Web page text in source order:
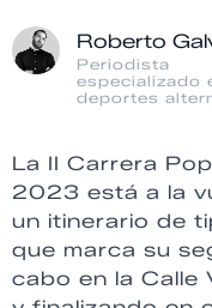
Roberto
Periodista
especializado
deportes
La II Carrera
2023 está a la
un itinerario de
que marca su
cabo en la Calle